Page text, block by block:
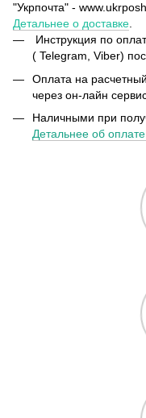
"Укрпочта" -
Детальнее о доставке
Инструкция по
( Telegram, Viber)
Оплата на
через он-лайн
Наличными при
Детальнее об оплате.